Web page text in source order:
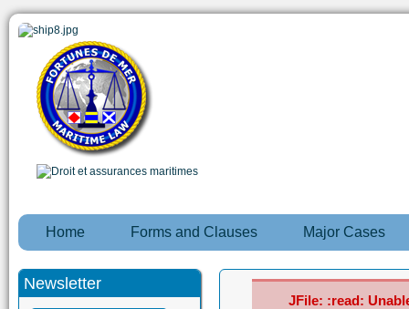
Home Forms and Clauses Major Cases
Newsletter
JFile: :read: